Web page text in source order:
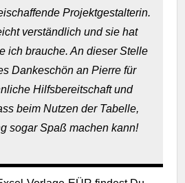
Projektgestalterin.
verständlich und sie hat
ich brauche. An dieser Stelle
Dankeschön an Pierre für
Hilfsbereitschaft und
beim Nutzen der Tabelle,
sogar Spaß machen kann!